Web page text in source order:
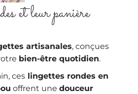
et leur panière
artisanales, conçues
bien-être quotidien.
ces lingettes rondes en
offrent une douceur